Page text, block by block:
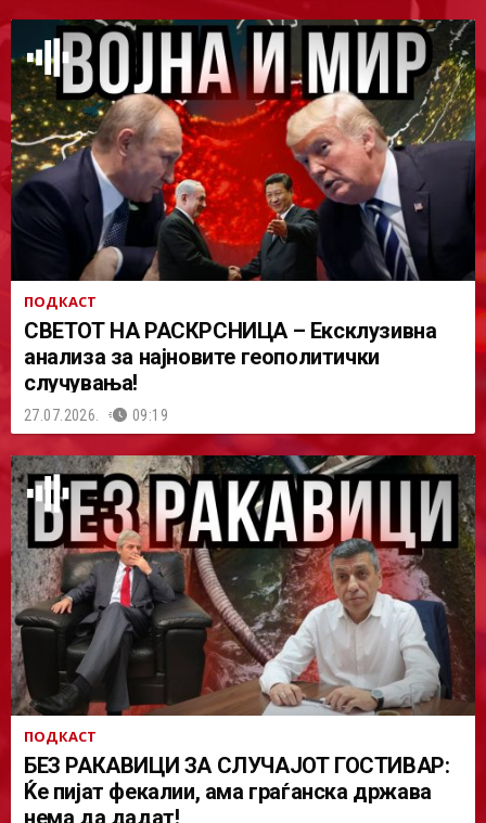
ПОДКАСТ
СВЕТОТ НА РАСКРСНИЦА – Ексклузивна
анализа за најновите геополитички
случувања!
27.07.2026. 09:19
ПОДКАСТ
БЕЗ РАКАВИЦИ ЗА СЛУЧАЈОТ ГОСТИВАР:
Ќе пијат фекалии, ама граѓанска држава